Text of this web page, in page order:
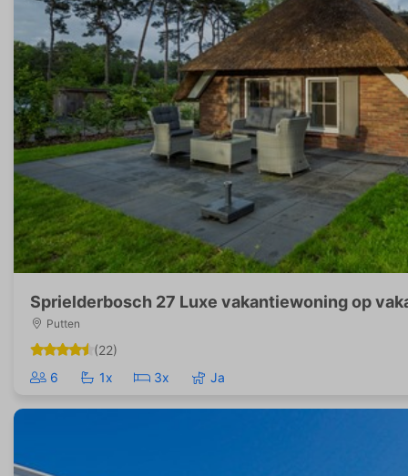
Sprielderbosch 27 Luxe vakantiewoning op
Putten
(22)
6
1x 3x Ja